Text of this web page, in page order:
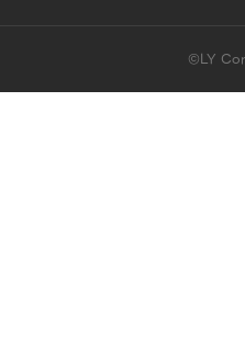
©LY
このコンテンツは掲載が終了